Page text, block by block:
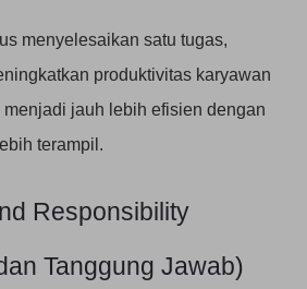
menyelesaikan satu tugas,
produktivitas karyawan
jauh lebih efisien dengan
terampil.
Responsibility
Tanggung Jawab)